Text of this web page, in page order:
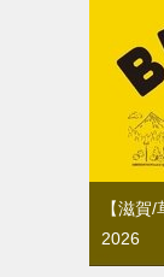
【滋賀
2026